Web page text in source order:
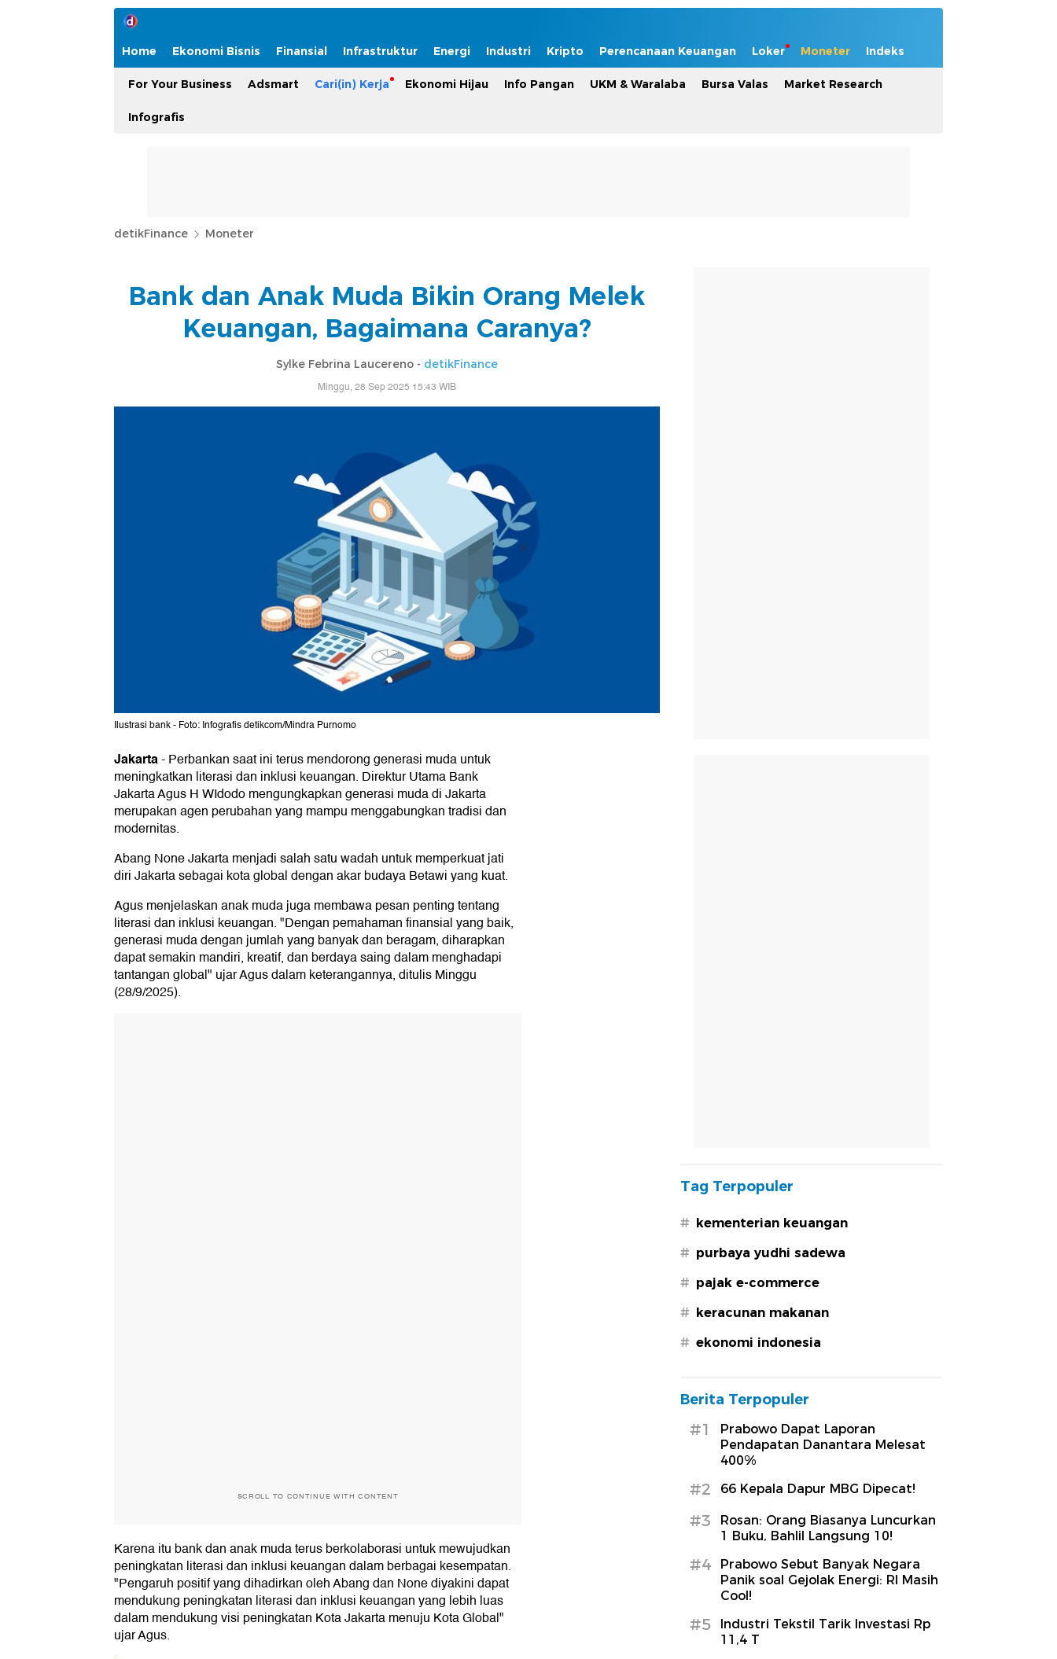
Home Ekonomi Bisnis Finansial Infrastruktur Energi Industri Kripto Perencanaan Keuangan Loker Moneter Indeks
For Your Business Adsmart Cari(in) Kerja Ekonomi Hijau Info Pangan UKM & Waralaba Bursa Valas Market Research
Infografis
detikFinance Moneter
Bank dan Anak Muda Bikin Orang Melek
Keuangan, Bagaimana Caranya?
Sylke Febrina Laucereno - detikFinance
Minggu, 28 Sep 2025 15:43 WIB
Ilustrasi bank - Foto: Infografis detikcom/Mindra Purnomo
Jakarta-Perbankan saat ini terus mendorong generasi muda untuk
meningkatkan literasi dan inklusi keuangan. Direktur Utama Bank
Jakarta Agus H WIdodo mengungkapkan generasi muda di Jakarta
merupakan agen perubahan yang mampu menggabungkan tradisi dan
modernitas.
Abang None Jakarta menjadi salah satu wadah untuk memperkuat jati
diri Jakarta sebagai kota global dengan akar budaya Betawi yang kuat.
Agus menjelaskan anak muda juga membawa pesan penting tentang
literasi dan inklusi keuangan. "Dengan pemahaman finansial yang baik,
generasi muda dengan jumlah yang banyak dan beragam, diharapkan
dapat semakin mandiri, kreatif, dan berdaya saing dalam menghadapi
tantangan global" ujar Agus dalam keterangannya, ditulis Minggu
(28/9/2025).
SCROLL TO CONTINUE WITH CONTENT
Karena itu bank dan anak muda terus berkolaborasi untuk mewujudkan
peningkatan literasi dan inklusi keuangan dalam berbagai kesempatan.
"Pengaruh positif yang dihadirkan oleh Abang dan None diyakini dapat
mendukung peningkatan literasi dan inklusi keuangan yang lebih luas
dalam mendukung visi peningkatan Kota Jakarta menuju Kota Global"
ujar Agus.
Tag Terpopuler
# kementerian keuangan
# purbaya yudhi sadewa
# pajak e-commerce
# keracunan makanan
# ekonomi indonesia
Berita Terpopuler
#1
Prabowo Dapat Laporan
Pendapatan Danantara Melesat
400%
#2 66 Kepala Dapur MBG Dipecat!
#3
Rosan: Orang Biasanya Luncurkan
1 Buku, Bahlil Langsung 10!
#4
Prabowo Sebut Banyak Negara
Panik soal Gejolak Energi: RI Masih
Cool!
#5
Industri Tekstil Tarik Investasi Rp
11,4 T